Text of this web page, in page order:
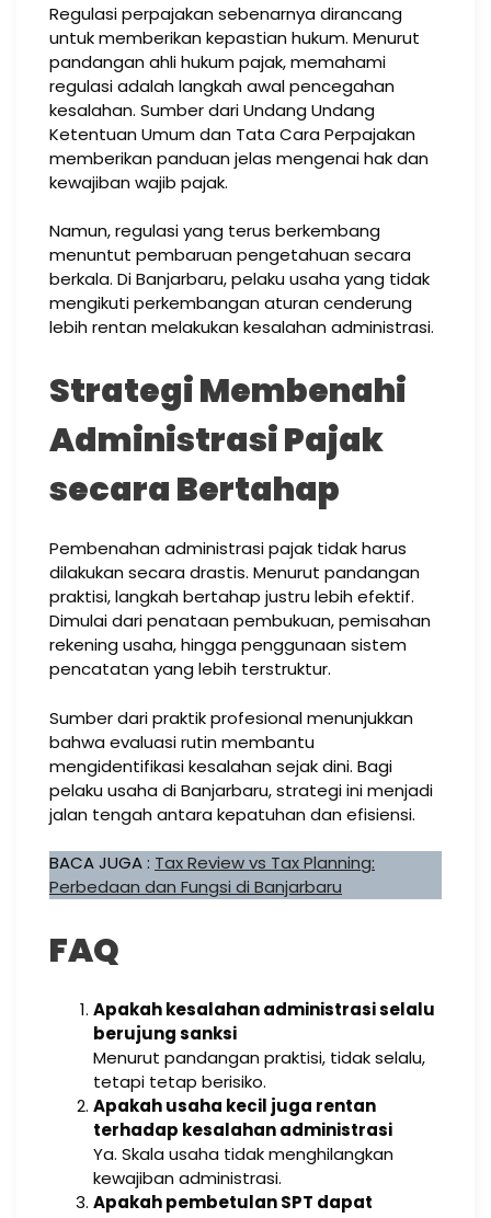
Regulasi perpajakan sebenarnya dirancang
untuk memberikan kepastian hukum. Menurut
pandangan ahli hukum pajak, memahami
regulasi adalah langkah awal pencegahan
kesalahan. Sumber dari Undang Undang
Ketentuan Umum dan Tata Cara Perpajakan
memberikan panduan jelas mengenai hak dan
kewajiban wajib pajak.
Namun, regulasi yang terus berkembang
menuntut pembaruan pengetahuan secara
berkala. Di Banjarbaru, pelaku usaha yang tidak
mengikuti perkembangan aturan cenderung
lebih rentan melakukan kesalahan administrasi.
Strategi Membenahi
Administrasi Pajak
secara Bertahap
Pembenahan administrasi pajak tidak harus
dilakukan secara drastis. Menurut pandangan
praktisi, langkah bertahap justru lebih efektif.
Dimulai dari penataan pembukuan, pemisahan
rekening usaha, hingga penggunaan sistem
pencatatan yang lebih terstruktur.
Sumber dari praktik profesional menunjukkan
bahwa evaluasi rutin membantu
mengidentifikasi kesalahan sejak dini. Bagi
pelaku usaha di Banjarbaru, strategi ini menjadi
jalan tengah antara kepatuhan dan efisiensi.
BACA JUGA : Tax Review vs Tax Planning:
Perbedaan dan Fungsi di Banjarbaru
FAQ
Apakah kesalahan administrasi selalu
berujung sanksi
Menurut pandangan praktisi, tidak selalu,
tetapi tetap berisiko.
Apakah usaha kecil juga rentan
terhadap kesalahan administrasi
Ya. Skala usaha tidak menghilangkan
kewajiban administrasi.
Apakah pembetulan SPT dapat